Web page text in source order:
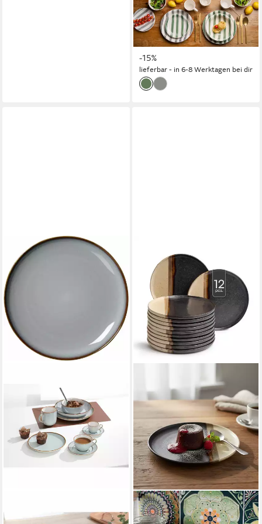
Set, Keramik, Streifenoptik,
spülmaschinen-/
22,99 € UVP26,94 €
-15%
lieferbar - in 6-8 Werktagen bei dir
Teller Portofinor Grau Ø 20.5
Dessertteller
55,20 €